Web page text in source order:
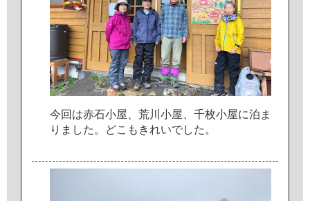
今回 は赤石小屋 荒川 小屋 千枚小屋に泊 ま
り ま した 。 どこ も き れいでした 。